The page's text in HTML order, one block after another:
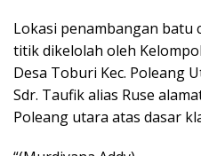
Lokasi penambangan batu
titik dikelolah oleh
Desa Toburi Kec. Poleang
Sdr. Taufik alias Ruse
Poleang utara atas dasar